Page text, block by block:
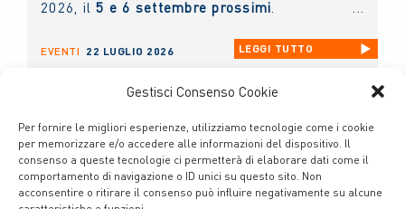
Gestisci Consenso Cookie
Per fornire le migliori esperienze, utilizziamo tecnologie come i cookie
per memorizzare e/o accedere alle informazioni del dispositivo. Il
consenso a queste tecnologie ci permetterà di elaborare dati come il
comportamento di navigazione o ID unici su questo sito. Non
acconsentire o ritirare il consenso può influire negativamente su alcune
2026, il 5 e 6 settembre prossimi
EVENTI 22 LUGLIO 2026 LEGGI TUTTO